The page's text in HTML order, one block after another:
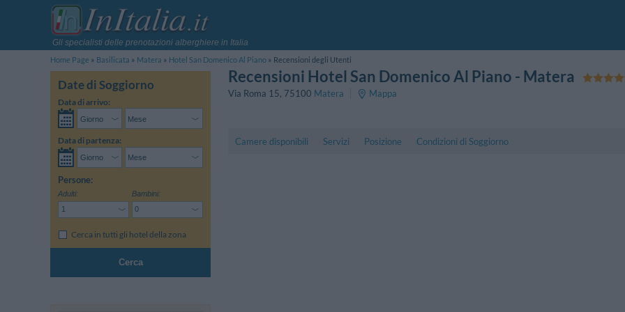
Gli specialisti delle prenotazioni alberghiere in Italia
Home Page
Basilicata Matera Hotel San Domenico Al Piano Recensioni degli Utenti
Date di Soggiorno
Data di arrivo:
Data di partenza:
Persone:
Adulti: Bambini:
Cerca in tutti gli hotel della zona
Cerca
Recensioni Hotel San Domenico Al Piano - Matera
Via Roma 15, 75100 Matera Mappa
Camere disponibili Servizi Posizione Condizioni di Soggiorno